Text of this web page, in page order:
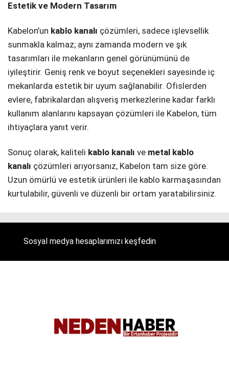
Estetik ve Modern Tasarım
Kabelon’un kablo kanalı çözümleri, sadece işlevsellik
sunmakla kalmaz; aynı zamanda modern ve şık
tasarımları ile mekanların genel görünümünü de
iyileştirir. Geniş renk ve boyut seçenekleri sayesinde iç
mekanlarda estetik bir uyum sağlanabilir. Ofislerden
evlere, fabrikalardan alışveriş merkezlerine kadar farklı
kullanım alanlarını kapsayan çözümleri ile Kabelon, tüm
ihtiyaçlara yanıt verir.
Sonuç olarak, kaliteli kablo kanalı ve metal kablo
kanalı çözümleri arıyorsanız, Kabelon tam size göre.
Uzun ömürlü ve estetik ürünleri ile kablo karmaşasından
kurtulabilir, güvenli ve düzenli bir ortam yaratabilirsiniz.
Sosyal medya hesaplarımızı keşfedin